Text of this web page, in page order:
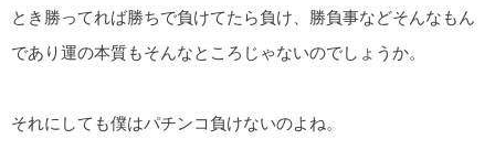
とき勝ってれば勝ちで負けてたら負け、勝負事などそんなもん
であり運の本質もそんなところじゃないのでしょうか。
それにしても僕はパチンコ負けないのよね。